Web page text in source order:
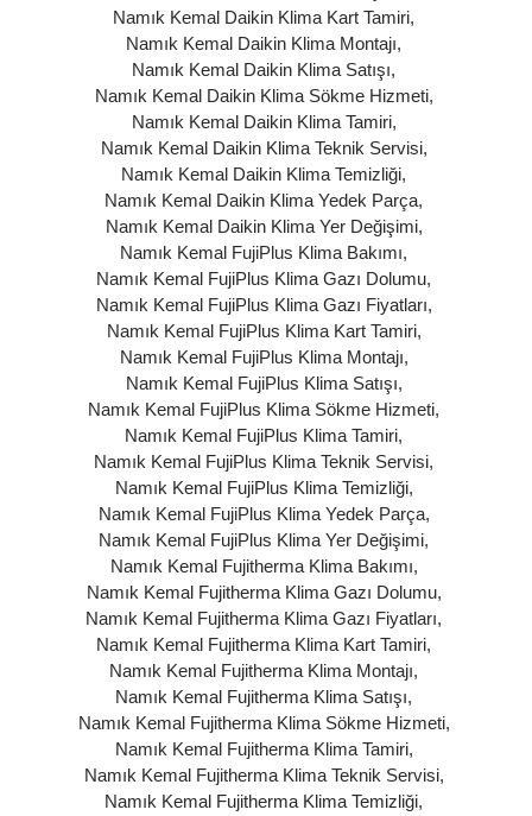
Namık Kemal Daikin Klima Kart Tamiri,
Namık Kemal Daikin Klima Montajı,
Namık Kemal Daikin Klima Satışı,
Namık Kemal Daikin Klima Sökme Hizmeti,
Namık Kemal Daikin Klima Tamiri,
Namık Kemal Daikin Klima Teknik Servisi,
Namık Kemal Daikin Klima Temizliği,
Namık Kemal Daikin Klima Yedek Parça,
Namık Kemal Daikin Klima Yer Değişimi,
Namık Kemal FujiPlus Klima Bakımı,
Namık Kemal FujiPlus Klima Gazı Dolumu,
Namık Kemal FujiPlus Klima Gazı Fiyatları,
Namık Kemal FujiPlus Klima Kart Tamiri,
Namık Kemal FujiPlus Klima Montajı,
Namık Kemal FujiPlus Klima Satışı,
Namık Kemal FujiPlus Klima Sökme Hizmeti,
Namık Kemal FujiPlus Klima Tamiri,
Namık Kemal FujiPlus Klima Teknik Servisi,
Namık Kemal FujiPlus Klima Temizliği,
Namık Kemal FujiPlus Klima Yedek Parça,
Namık Kemal FujiPlus Klima Yer Değişimi,
Namık Kemal Fujitherma Klima Bakımı,
Namık Kemal Fujitherma Klima Gazı Dolumu,
Namık Kemal Fujitherma Klima Gazı Fiyatları,
Namık Kemal Fujitherma Klima Kart Tamiri,
Namık Kemal Fujitherma Klima Montajı,
Namık Kemal Fujitherma Klima Satışı,
Namık Kemal Fujitherma Klima Sökme Hizmeti,
Namık Kemal Fujitherma Klima Tamiri,
Namık Kemal Fujitherma Klima Teknik Servisi,
Namık Kemal Fujitherma Klima Temizliği,